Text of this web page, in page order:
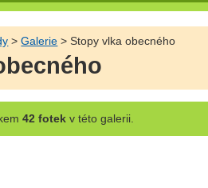
>Galerie > Stopy vlka obecného
42 fotekv této galerii.